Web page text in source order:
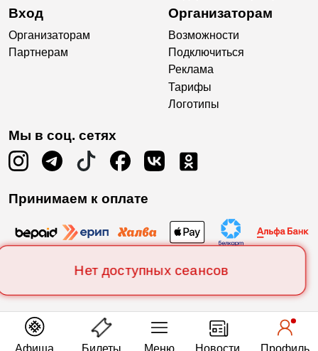
Нет доступных сеансов
Вход
Организаторам
Партнерам
Организаторам
Возможности
Подключиться
Реклама
Тарифы
Логотипы
Мы в соц. сетях
Принимаем к оплате
Афиша Билеты Меню Новости Профиль